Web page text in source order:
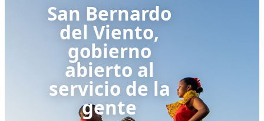
San Bernardo
del Viento,
gobierno
abierto al
servicio de la
gente